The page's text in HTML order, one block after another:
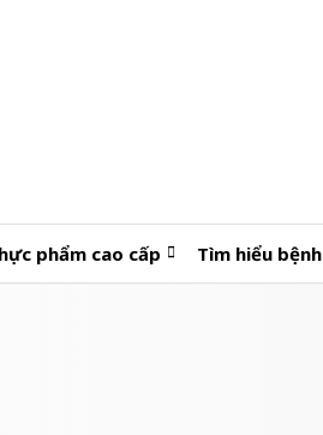
phẩm cao cấp Tìm hiểu bệnh